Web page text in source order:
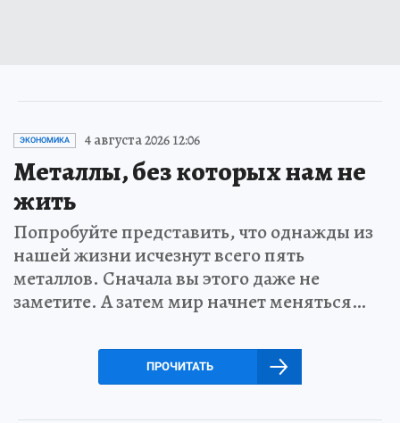
ЭКОНОМИКА 4 августа 2026 12:06
Металлы, без которых нам не
жить
Попробуйте представить, что однажды из
нашей жизни исчезнут всего пять
металлов. Сначала вы этого даже не
заметите. А затем мир начнет меняться…
ПРОЧИТАТЬ